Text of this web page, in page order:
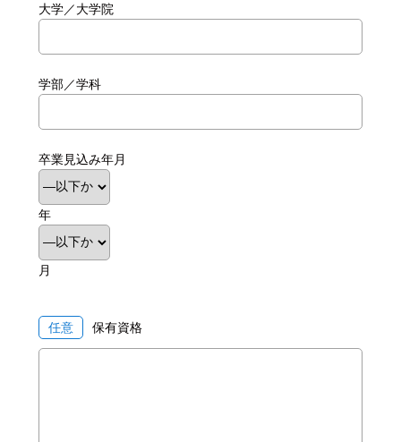
大学／大学院
学部／学科
卒業見込み年月
年
月
任意 保有資格